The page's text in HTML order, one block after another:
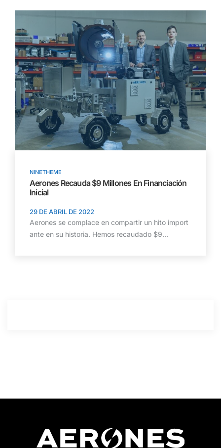
NINETHEME
Aerones Recauda $9 Millones En Financiación
Inicial
29 DE ABRIL DE 2022
Aerones se complace en compartir un hito import
ante en su historia. Hemos recaudado $9...